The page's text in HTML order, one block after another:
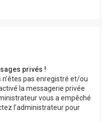
privés !
n’êtes pas enregistré et/ou
la messagerie privée
vous a empêché
l’administrateur pour